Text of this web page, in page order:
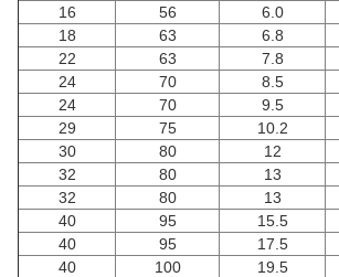
6.0
56
16
6.8
63
18
7.8
63
22
8.5
70
24
9.5
70
24
10.2
75
29
12
80
30
13
80
32
13
80
32
15.5
95
40
17.5
95
40
19.5
100
40